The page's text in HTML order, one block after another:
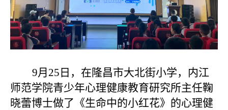
9月25日，在隆昌市大北街小学， 内江
师范学院青少年心理健康教育研究所主任鞠
晓蕾博士做了《生命中的小红花》的心理健